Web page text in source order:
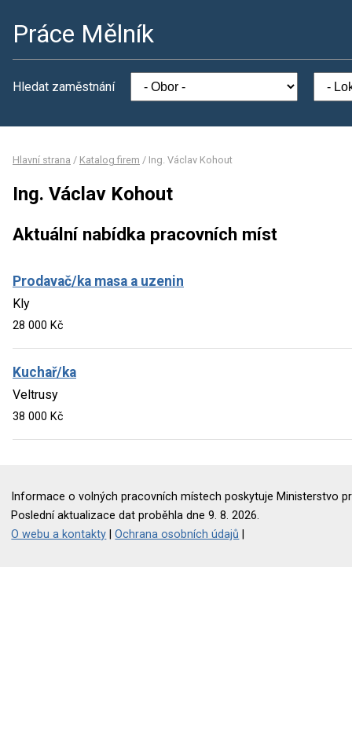
Práce Mělník
Hledat zaměstnání
Hlavní strana / Katalog firem / Ing. Václav Kohout
Ing. Václav Kohout
Aktuální nabídka pracovních míst
Prodavač/ka masa a uzenin
Kly
28 000 Kč
Kuchař/ka
Veltrusy
38 000 Kč
Informace o volných pracovních místech poskytuje Ministerstvo
Poslední aktualizace dat proběhla dne 9. 8. 2026.
O webu a kontakty |Ochrana osobních údajů